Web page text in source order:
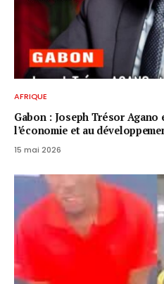
AFRIQUE
Gabon : Joseph Trésor Agano
l’économie et au
15 mai 2026